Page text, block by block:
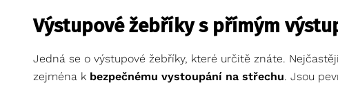
Výstupové žebříky s přímým
Jedná se o výstupové žebříky, které určitě znáte.
zejména k bezpečnému vystoupání na střechu. Jsou